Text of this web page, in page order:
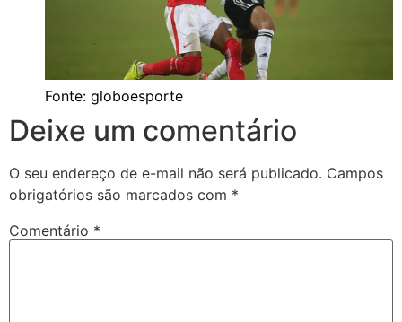
Fonte: globoesporte
Deixe um comentário
O seu endereço de e-mail não será publicado. Campos
obrigatórios são marcados com *
Comentário *